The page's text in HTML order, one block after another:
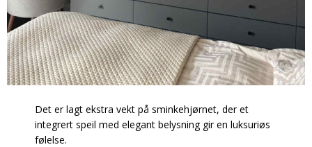
Det er lagt ekstra vekt på sminkehjørnet, der et
integrert speil med elegant belysning gir en luksuriøs
følelse.